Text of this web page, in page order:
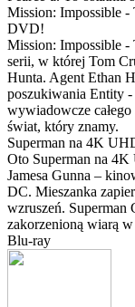
Mission: Impossible
DVD!
Mission: Impossible -
serii, w której Tom
Hunta. Agent Ethan
poszukiwania Entity -
wywiadowcze
świat, który znamy.
Superman na 4K
Oto Superman na
Jamesa Gunna –
DC. Mieszanka
wzruszeń. Superman
zakorzenioną wiarą
Blu-ray